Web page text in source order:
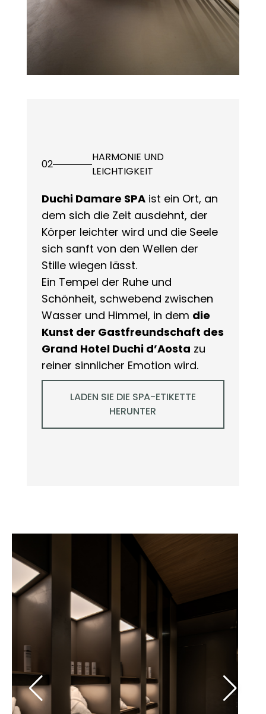
02
HARMONIE UND
LEICHTIGKEIT
Duchi Damare SPAist ein Ort, an
dem sich die Zeit ausdehnt, der
Körper leichter wird und die Seele
sich sanft von den Wellen der
Stille wiegen lässt.
Ein Tempel der Ruhe und
Schönheit, schwebend zwischen
Wasser und Himmel, in dem die
Kunst der Gastfreundschaft des
Grand Hotel Duchi d’Aosta zu
reiner sinnlicher Emotion wird.
LADEN SIE DIE SPA-ETIKETTE
HERUNTER